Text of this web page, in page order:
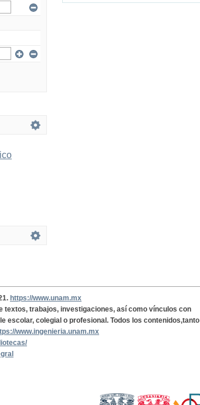
https://www.unam.mx
textos, trabajos, investigaciones, así como vínculos con
escolar, colegial o profesional. Todos los contenidos,tanto
www.ingenieria.unam.mx